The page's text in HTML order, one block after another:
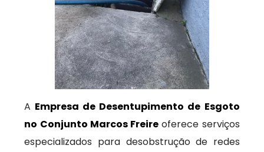
A Empresa de Desentupimento de Esgoto
no Conjunto Marcos Freire oferece serviços
especializados para desobstrução de redes